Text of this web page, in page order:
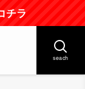
チラ
seach